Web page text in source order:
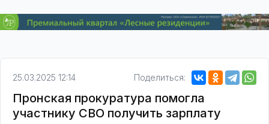
25.03.2025 12:14 Поделиться:
Пронская прокуратура помогла
участнику СВО получить зарплату